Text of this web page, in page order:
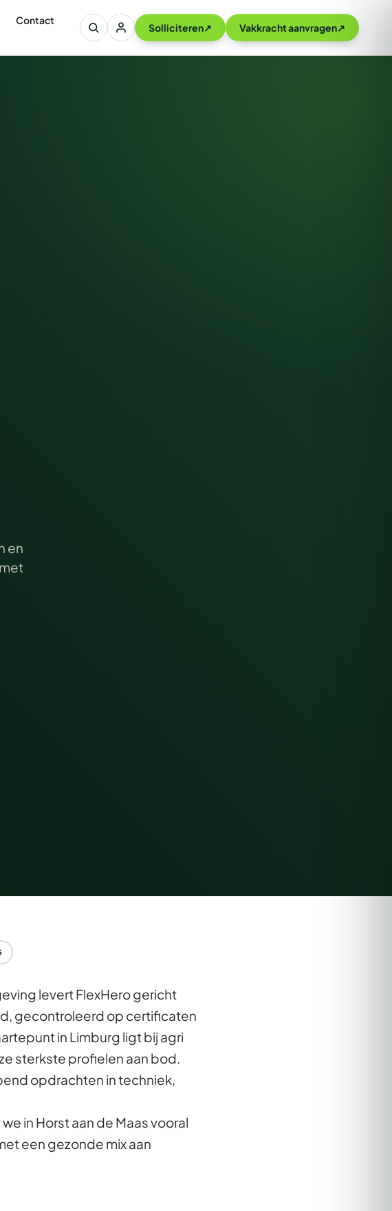
Contact
Solliciteren↗ Vakkracht aanvragen↗
en
levert FlexHero gericht
gecontroleerd op certificaten
in Limburg ligt bij agri
sterkste profielen aan bod.
opdrachten in techniek,
in Horst aan de Maas vooral
een gezonde mix aan